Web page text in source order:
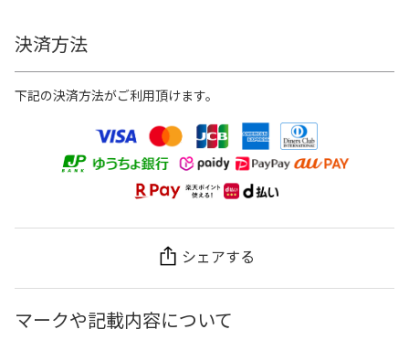
決済方法
下記の決済方法がご利用頂けます。
シェアする
マークや記載内容について